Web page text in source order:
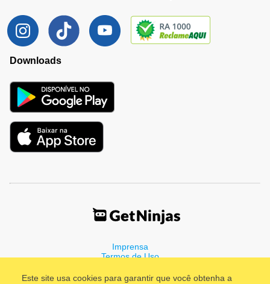
Este site usa cookies para garantir que você obtenha a
Downloads
Imprensa
Termos de Uso